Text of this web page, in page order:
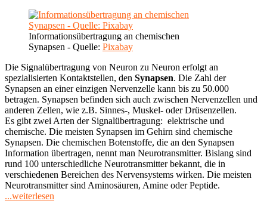
Informationsübertragung an chemischen
Synapsen - Quelle: Pixabay
Die Signalübertragung von Neuron zu Neuron erfolgt an
spezialisierten Kontaktstellen, den Synapsen. Die Zahl der
Synapsen an einer einzigen Nervenzelle kann bis zu 50.000
betragen. Synapsen befinden sich auch zwischen Nervenzellen und
anderen Zellen, wie z.B. Sinnes-, Muskel- oder Drüsenzellen.
Es gibt zwei Arten der Signalübertragung: elektrische und
chemische. Die meisten Synapsen im Gehirn sind chemische
Synapsen. Die chemischen Botenstoffe, die an den Synapsen
Information übertragen, nennt man Neurotransmitter. Bislang sind
rund 100 unterschiedliche Neurotransmitter bekannt, die in
verschiedenen Bereichen des Nervensystems wirken. Die meisten
Neurotransmitter sind Aminosäuren, Amine oder Peptide.
...weiterlesen